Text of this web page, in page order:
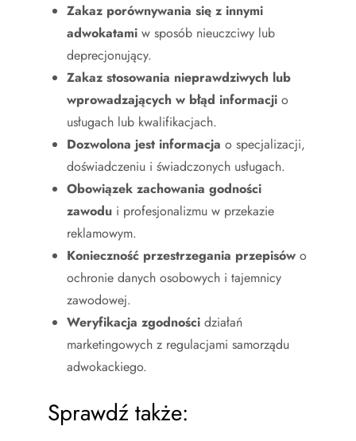
Zakaz porównywania się z innymi
adwokatami w sposób nieuczciwy lub
deprecjonujący.
Zakaz stosowania nieprawdziwych lub
wprowadzających w błąd informacji o
usługach lub kwalifikacjach.
Dozwolona jest informacja o specjalizacji,
doświadczeniu i świadczonych usługach.
Obowiązek zachowania godności
zawodu i profesjonalizmu w przekazie
reklamowym.
Konieczność przestrzegania przepisów o
ochronie danych osobowych i tajemnicy
zawodowej.
Weryfikacja zgodności działań
marketingowych z regulacjami samorządu
adwokackiego.
Sprawdź także: